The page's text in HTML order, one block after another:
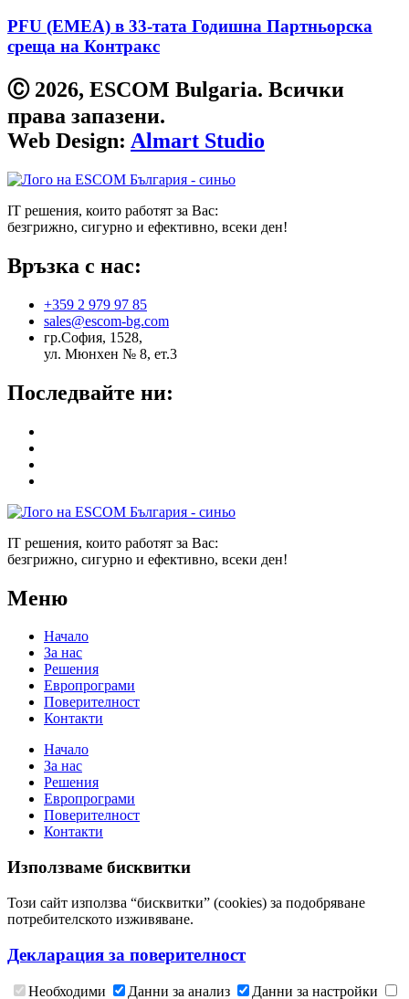
PFU (EMEA) в 33-тата Годишна Партньорска
среща на Контракс
Ⓒ 2026, ESCOM Bulgaria. Всички
права запазени.
Web Design: Almart Studio
IT решения, които работят за Вас:
безгрижно, сигурно и ефективно, всеки ден!
Връзка с нас:
+359 2 979 97 85
sales@escom-bg.com
гр.София, 1528,
ул. Мюнхен № 8, eт.3
Последвайте ни:
IT решения, които работят за Вас:
безгрижно, сигурно и ефективно, всеки ден!
Меню
Начало
За нас
Решения
Европрограми
Поверителност
Контакти
Начало
За нас
Решения
Европрограми
Поверителност
Контакти
Използваме бисквитки
Този сайт използва “бисквитки” (cookies) за подобряване
потребителското изживяване.
Декларация за поверителност
Необходими Данни за анализ Данни за настройки